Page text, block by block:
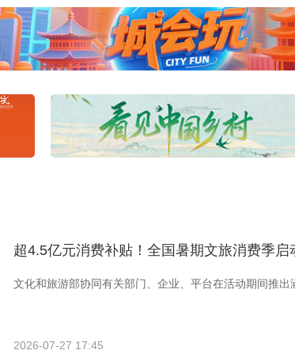
超4.5亿元消费补贴！全国暑期文旅消费季启
文化和旅游部协同有关部门、企业、平台在活动期间推出
2026-07-27 17:45